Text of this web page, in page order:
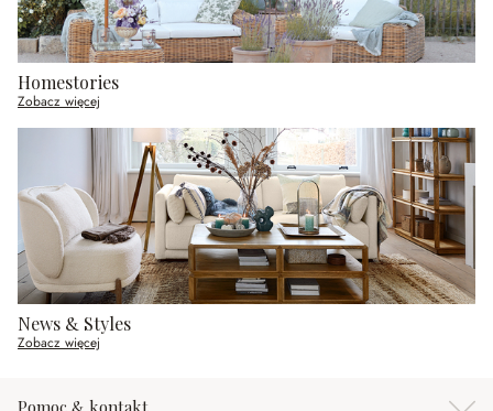
Homestories
Zobacz więcej
News & Styles
Zobacz więcej